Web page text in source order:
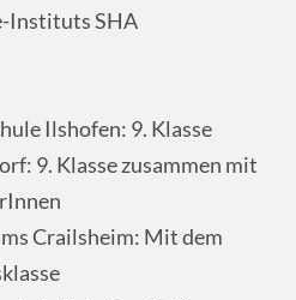
Instituts SHA
Ilshofen: 9. Klasse
9. Klasse zusammen mit
Crailsheim: Mit dem